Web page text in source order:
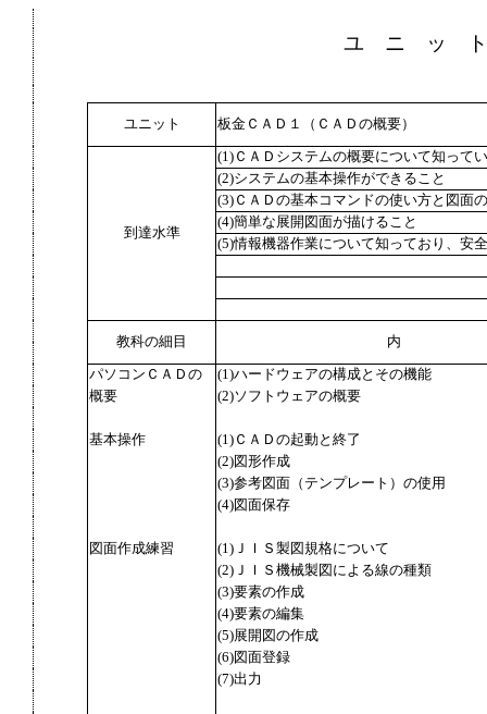
ユ ニ ッ
ユニット 板金ＣＡＤ１（ＣＡＤの概要）
到達水準
(1)ＣＡＤシステムの概要について知って
(2)システムの基本操作ができること
(3)ＣＡＤの基本コマンドの使い方と図面
(4)簡単な展開図面が描けること
(5)情報機器作業について知っており、安
教科の細目 内
パソコンＣＡＤの
(1)ハードウェアの構成とその機能
概要
(2)ソフトウェアの概要
基本操作
(1)ＣＡＤの起動と終了
(2)図形作成
(3)参考図面（テンプレート）の使用
(4)図面保存
図面作成練習
(1)ＪＩＳ製図規格について
(2)ＪＩＳ機械製図による線の種類
(3)要素の作成
(4)要素の編集
(5)展開図の作成
(6)図面登録
(7)出力